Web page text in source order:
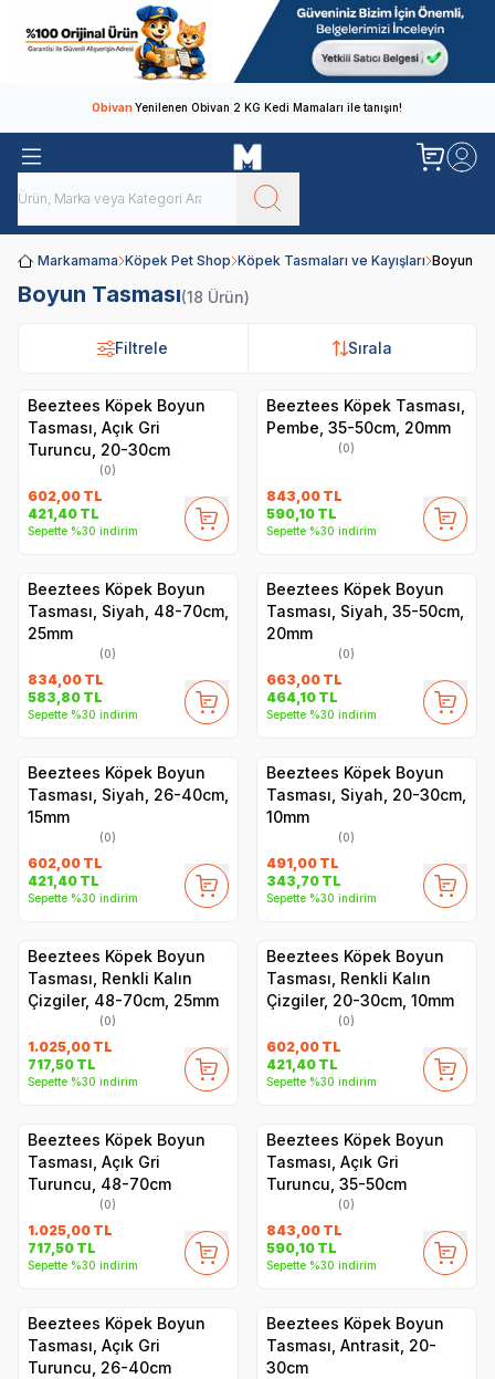
ObivanYenilenen Obivan 2 KG Kedi Mamaları ile tanışın!
Markamama Köpek Pet Shop Köpek Tasmaları ve Kayışları Boyun
Boyun Tasması(18 Ürün)
Filtrele Sırala
Filtrele Sırala
Beeztees Köpek Boyun
Tasması, Açık Gri
Turuncu, 20-30cm
(0)
602,00 TL
421,40 TL
Sepette %30 indirim
Beeztees Köpek Tasması,
Pembe, 35-50cm, 20mm
(0)
843,00 TL
590,10 TL
Sepette %30 indirim
Beeztees Köpek Boyun
Tasması, Siyah, 48-70cm,
25mm
(0)
834,00 TL
583,80 TL
Sepette %30 indirim
Beeztees Köpek Boyun
Tasması, Siyah, 35-50cm,
20mm
(0)
663,00 TL
464,10 TL
Sepette %30 indirim
Beeztees Köpek Boyun
Tasması, Siyah, 26-40cm,
15mm
(0)
602,00 TL
421,40 TL
Sepette %30 indirim
Beeztees Köpek Boyun
Tasması, Siyah, 20-30cm,
10mm
(0)
491,00 TL
343,70 TL
Sepette %30 indirim
Beeztees Köpek Boyun
Tasması, Renkli Kalın
Çizgiler, 48-70cm, 25mm
(0)
1.025,00 TL
717,50 TL
Sepette %30 indirim
Beeztees Köpek Boyun
Tasması, Renkli Kalın
Çizgiler, 20-30cm, 10mm
(0)
602,00 TL
421,40 TL
Sepette %30 indirim
Beeztees Köpek Boyun
Tasması, Açık Gri
Turuncu, 48-70cm
(0)
1.025,00 TL
717,50 TL
Sepette %30 indirim
Beeztees Köpek Boyun
Tasması, Açık Gri
Turuncu, 35-50cm
(0)
843,00 TL
590,10 TL
Sepette %30 indirim
Beeztees Köpek Boyun
Tasması, Açık Gri
Turuncu, 26-40cm
Beeztees Köpek Boyun
Tasması, Antrasit, 20-
30cm